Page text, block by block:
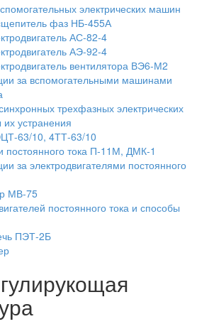
электрических машин
фаз НБ-455А
АС-82-4
АЭ-92-4
вентилятора ВЭ6-М2
за вспомогательными машинами
трехфазных электрических
устранения
63/10, 4ТТ-63/10
постоянного тока П-11М, ДМК-1
за электродвигателями постоянного
МВ-75
постоянного тока и способы
ПЭТ-2Б